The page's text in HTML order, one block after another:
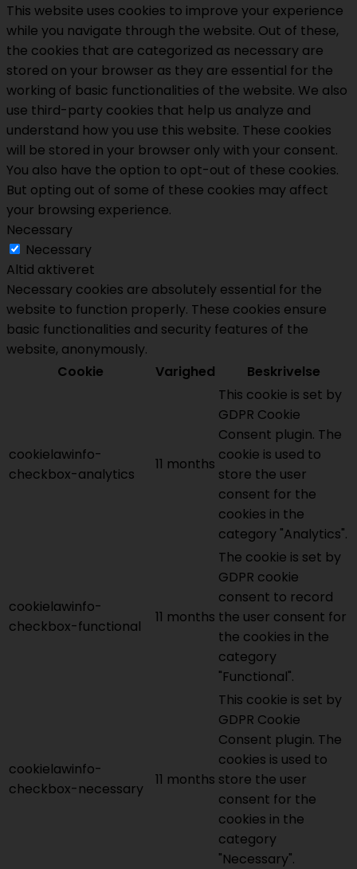
This website uses cookies to improve your experience
while you navigate through the website. Out of these,
the cookies that are categorized as necessary are
stored on your browser as they are essential for the
working of basic functionalities of the website. We also
use third-party cookies that help us analyze and
understand how you use this website. These cookies
will be stored in your browser only with your consent.
You also have the option to opt-out of these cookies.
But opting out of some of these cookies may affect
your browsing experience.
Necessary
Necessary
Altid aktiveret
Necessary cookies are absolutely essential for the
website to function properly. These cookies ensure
basic functionalities and security features of the
website, anonymously.
Cookie
Varighed Beskrivelse
cookielawinfo-
checkbox-analytics
11 months
This cookie is set by
GDPR Cookie
Consent plugin. The
cookie is used to
store the user
consent for the
cookies in the
category "Analytics".
cookielawinfo-
checkbox-functional
11 months
The cookie is set by
GDPR cookie
consent to record
the user consent for
the cookies in the
category
"Functional".
cookielawinfo-
checkbox-necessary
11 months
This cookie is set by
GDPR Cookie
Consent plugin. The
cookies is used to
store the user
consent for the
cookies in the
category
"Necessary".